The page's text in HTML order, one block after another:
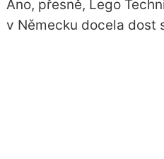
Ano, přesně, Lego
v Německu docela dost